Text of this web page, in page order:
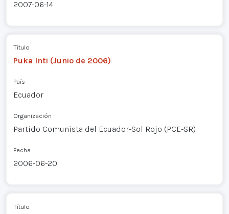
2007-06-14
Título
Puka Inti (Junio de 2006)
País
Ecuador
Organización
Partido Comunista del Ecuador-Sol Rojo (PCE-SR)
Fecha
2006-06-20
Título